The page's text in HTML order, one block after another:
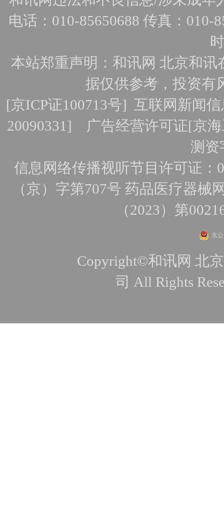
电话：010-85650688 传真：010-
本站郑重声明：和讯网 北京和
据仅供参考，投资有
[京ICP证100713号]互联网新闻
20090331] 广告经营许可证[京
测资
信息网络传播视听节目许可证：
（京）字第707号 药品医疗器械
（2023）第
京
Copyright©和讯网 北
司 All Rights